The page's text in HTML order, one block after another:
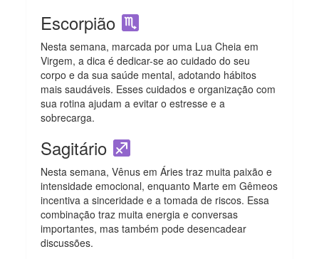
Escorpião
Nesta semana, marcada por uma Lua Cheia em
Virgem, a dica é dedicar-se ao cuidado do seu
corpo e da sua saúde mental, adotando hábitos
mais saudáveis. Esses cuidados e organização com
sua rotina ajudam a evitar o estresse e a
sobrecarga.
Sagitário
Nesta semana, Vênus em Áries traz muita paixão e
intensidade emocional, enquanto Marte em Gêmeos
incentiva a sinceridade e a tomada de riscos. Essa
combinação traz muita energia e conversas
importantes, mas também pode desencadear
discussões.